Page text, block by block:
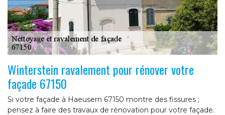
Winterstein ravalement pour rénover votre
façade 67150
Si votre façade à Haeusern 67150 montre des fissures ;
pensez à faire des travaux de rénovation pour votre façade.